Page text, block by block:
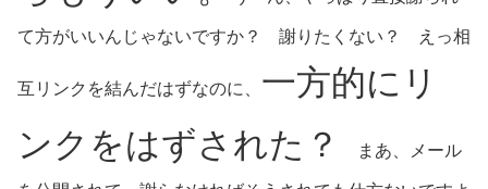
て方がいいんじゃないですか？ 謝りたくない？ えっ相
互リンクを結んだはずなのに、 一方的にリ
ンクをはずされた？
まあ、メール